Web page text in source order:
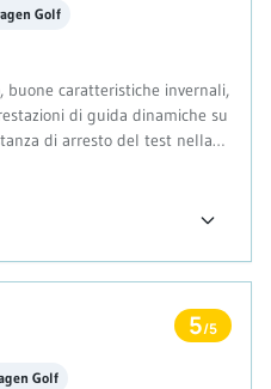
Golf
caratteristiche invernali,
di guida dinamiche su
di arresto del test nella
5/5
Golf